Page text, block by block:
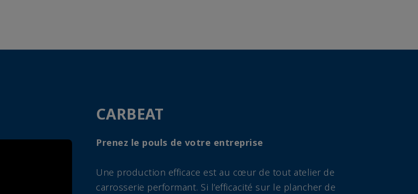
CARBEAT
Prenez le pouls de votre entreprise
Une production efficace est au cœur de tout atelier de
carrosserie performant. Si l’efficacité sur le plancher de